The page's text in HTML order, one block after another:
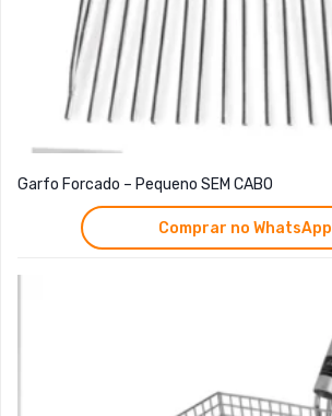
Garfo Forcado – Pequeno SEM CABO
Comprar no WhatsApp